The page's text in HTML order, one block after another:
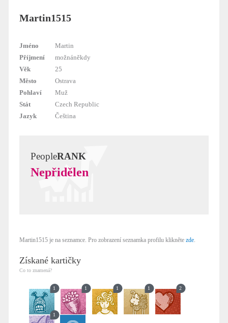
Martin1515
Jméno
Martin
Příjmení
možnáněkdy
Věk
25
Město
Ostrava
Pohlaví
Muž
Stát
Czech Republic
Jazyk
Čeština
PeopleRANK
Nepřidělen
Martin1515 je na seznamce. Pro zobrazení seznamka profilu klikněte zde.
Získané kartičky
Co to znamená?
1 1 1 1 2
1